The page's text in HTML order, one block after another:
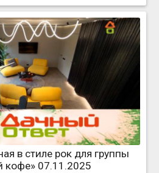
в стиле рок для группы
кофе» 07.11.2025